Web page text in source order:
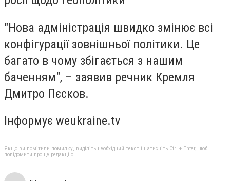
"Нова адміністрація швидко змінює всі
конфігурації зовнішньої політики. Це
багато в чому збігається з нашим
баченням", – заявив речник Кремля
Дмитро Пєсков.
Інформує weukraine.tv
Якщо ви помітили помилку, виділіть необхідний текст і натисніть Ctrl + Enter, щоб
повідомити про це редакцію